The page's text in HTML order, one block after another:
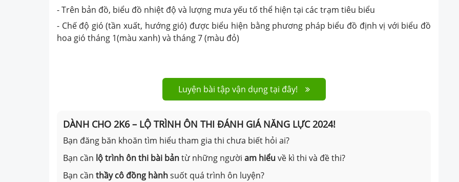
- Trên bản đồ, biểu đồ nhiệt độ và lượng mưa yếu tố thể hiện tại các trạm tiêu biểu
- Chế độ gió (tần xuất, hướng gió) được biểu hiện bằng phương pháp biểu đồ định vị với biểu đồ
hoa gió tháng 1(màu xanh) và tháng 7 (màu đỏ)
Luyện bài tập vận dụng tại đây!
DÀNH CHO 2K6 – LỘ TRÌNH ÔN THI ĐÁNH GIÁ NĂNG LỰC 2024!
Bạn đăng băn khoăn tìm hiểu tham gia thi chưa biết hỏi ai?
Bạn cần lộ trình ôn thi bài bảntừ những người am hiểuvề kì thi và đề thi?
Bạn cần thầy cô đồng hànhsuốt quá trình ôn luyện?